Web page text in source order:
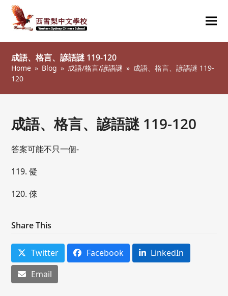
成語、格言、諺語謎 119-120
Home » Blog » 成語/格言/諺語謎 » 成語、格言、諺語謎 119-
120
成語、格言、諺語謎 119-120
答案可能不只一個-
119. 儗
120. 倈
Share This
Twitter Facebook
LinkedIn
Email